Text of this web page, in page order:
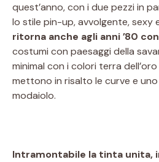
quest’anno, con i due pezzi in
lo stile pin-up, avvolgente, sexy
ritorna anche agli anni ’80
costumi con paesaggi della
minimal con i colori terra
mettono in risalto le curve e
modaiolo.
Intramontabile la tinta unita,